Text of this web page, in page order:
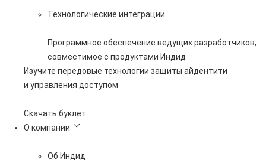
Технологические интеграции
Программное обеспечение ведущих разработчиков,
совместимое с продуктами Индид
Изучите передовые технологии защиты айдентити
и управления доступом
Скачать буклет
О компании
Об Индид